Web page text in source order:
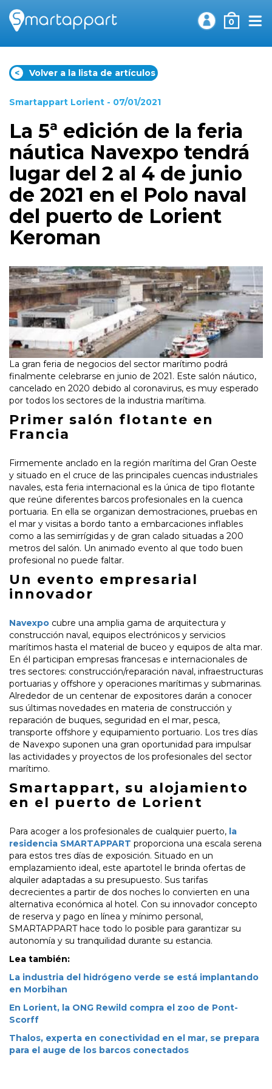
0
< Volver a la lista de artículos
Smartappart Lorient - 07/01/2021
La 5ª edición de la feria
náutica Navexpo tendrá
lugar del 2 al 4 de junio
de 2021 en el Polo naval
del puerto de Lorient
Keroman
La gran feria de negocios del sector marítimo podrá
finalmente celebrarse en junio de 2021. Este salón náutico,
cancelado en 2020 debido al coronavirus, es muy esperado
por todos los sectores de la industria marítima.
Primer salón flotante en
Francia
Firmemente anclado en la región marítima del Gran Oeste
y situado en el cruce de las principales cuencas industriales
navales, esta feria internacional es la única de tipo flotante
que reúne diferentes barcos profesionales en la cuenca
portuaria. En ella se organizan demostraciones, pruebas en
el mar y visitas a bordo tanto a embarcaciones inflables
como a las semirrígidas y de gran calado situadas a 200
metros del salón. Un animado evento al que todo buen
profesional no puede faltar.
Un evento empresarial
innovador
Navexpo cubre una amplia gama de arquitectura y
construcción naval, equipos electrónicos y servicios
marítimos hasta el material de buceo y equipos de alta mar.
En él participan empresas francesas e internacionales de
tres sectores: construcción/reparación naval, infraestructuras
portuarias y offshore y operaciones marítimas y submarinas.
Alrededor de un centenar de expositores darán a conocer
sus últimas novedades en materia de construcción y
reparación de buques, seguridad en el mar, pesca,
transporte offshore y equipamiento portuario. Los tres días
de Navexpo suponen una gran oportunidad para impulsar
las actividades y proyectos de los profesionales del sector
marítimo.
Smartappart, su alojamiento
en el puerto de Lorient
Para acoger a los profesionales de cualquier puerto, la
residencia SMARTAPPART proporciona una escala serena
para estos tres días de exposición. Situado en un
emplazamiento ideal, este apartotel le brinda ofertas de
alquiler adaptadas a su presupuesto. Sus tarifas
decrecientes a partir de dos noches lo convierten en una
alternativa económica al hotel. Con su innovador concepto
de reserva y pago en línea y mínimo personal,
SMARTAPPART hace todo lo posible para garantizar su
autonomía y su tranquilidad durante su estancia.
Lea también:
La industria del hidrógeno verde se está implantando
en Morbihan
En Lorient, la ONG Rewild compra el zoo de Pont-
Scorff
Thalos, experta en conectividad en el mar, se prepara
para el auge de los barcos conectados